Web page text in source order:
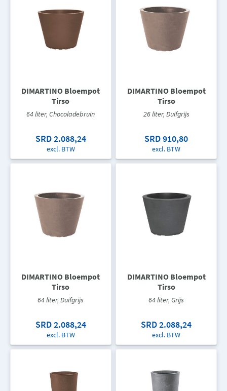
DIMARTINO Bloempot
Tirso
64 liter, Chocoladebruin
SRD 2.088,24
excl. BTW
DIMARTINO Bloempot
Tirso
26 liter, Duifgrijs
SRD 910,80
excl. BTW
DIMARTINO Bloempot
Tirso
64 liter, Duifgrijs
SRD 2.088,24
excl. BTW
DIMARTINO Bloempot
Tirso
64 liter, Grijs
SRD 2.088,24
excl. BTW